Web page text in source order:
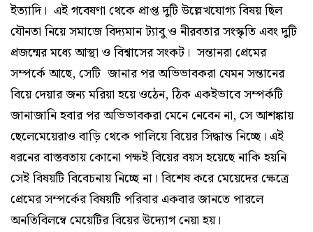
ইত্যাদি। এই গবেষণা থেকে প্রাপ্ত দুটি উল্লেখযোগ্য বিষয় ছিল
যৌনতা নিয়ে সমাজে বিদ্যমান ট্যাবু ও নীরবতার সংস্কৃতি এবং দুটি
প্রজন্মের মধ্যে আস্থা ও বিশ্বাসের সংকট। সন্তানরা প্রেমের
সম্পর্কে আছে, সেটি জানার পর অভিভাবকরা যেমন সন্তানের
বিয়ে দেয়ার জন্য মরিয়া হয়ে ওঠেন, ঠিক একইভাবে সম্পর্কটি
জানাজানি হবার পর অভিভাবকরা মেনে নেবেন না, সে আশঙ্কায়
ছেলেমেয়েরাও বাড়ি থেকে পালিয়ে বিয়ের সিদ্ধান্ত নিচ্ছে। এই
ধরনের বাস্তবতায় কোনো পক্ষই বিয়ের বয়স হয়েছে নাকি হয়নি
সেই বিষয়টি বিবেচনায় নিচ্ছে না। বিশেষ করে মেয়েদের ক্ষেত্রে
প্রেমের সম্পর্কের বিষয়টি পরিবার একবার জানতে পারলে
অনতিবিলম্বে মেয়েটির বিয়ের উদ্যোগ নেয়া হয়।